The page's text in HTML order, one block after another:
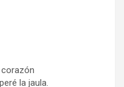
la jaula.